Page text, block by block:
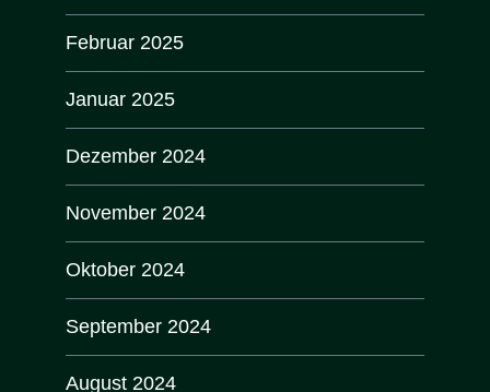
Februar 2025
Januar 2025
Dezember 2024
November 2024
Oktober 2024
September 2024
August 2024